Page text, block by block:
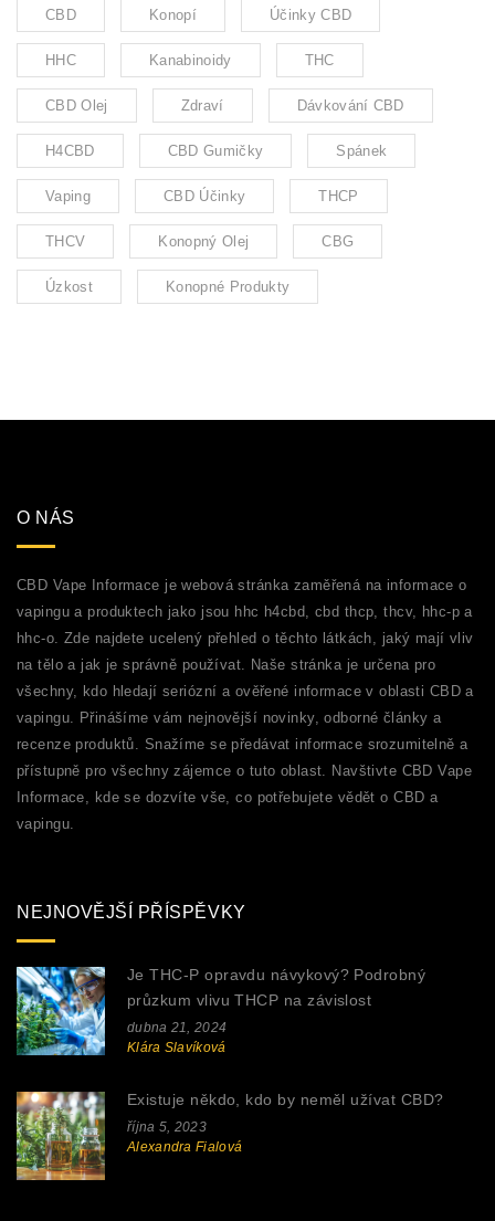
CBD Konopí Účinky CBD
HHC Kanabinoidy THC
CBD Olej Zdraví Dávkování CBD
H4CBD CBD Gumičky Spánek
Vaping CBD Účinky THCP
THCV Konopný Olej CBG
Úzkost Konopné Produkty
O NÁS
CBD Vape Informace je webová stránka zaměřená na informace o
vapingu a produktech jako jsou hhc h4cbd, cbd thcp, thcv, hhc-p a
hhc-o. Zde najdete ucelený přehled o těchto látkách, jaký mají vliv
na tělo a jak je správně používat. Naše stránka je určena pro
všechny, kdo hledají seriózní a ověřené informace v oblasti CBD a
vapingu. Přinášíme vám nejnovější novinky, odborné články a
recenze produktů. Snažíme se předávat informace srozumitelně a
přístupně pro všechny zájemce o tuto oblast. Navštivte CBD Vape
Informace, kde se dozvíte vše, co potřebujete vědět o CBD a
vapingu.
NEJNOVĚJŠÍ PŘÍSPĚVKY
Je THC-P opravdu návykový? Podrobný
průzkum vlivu THCP na závislost
dubna 21, 2024
Klára Slavíková
Existuje někdo, kdo by neměl užívat CBD?
října 5, 2023
Alexandra Fialová